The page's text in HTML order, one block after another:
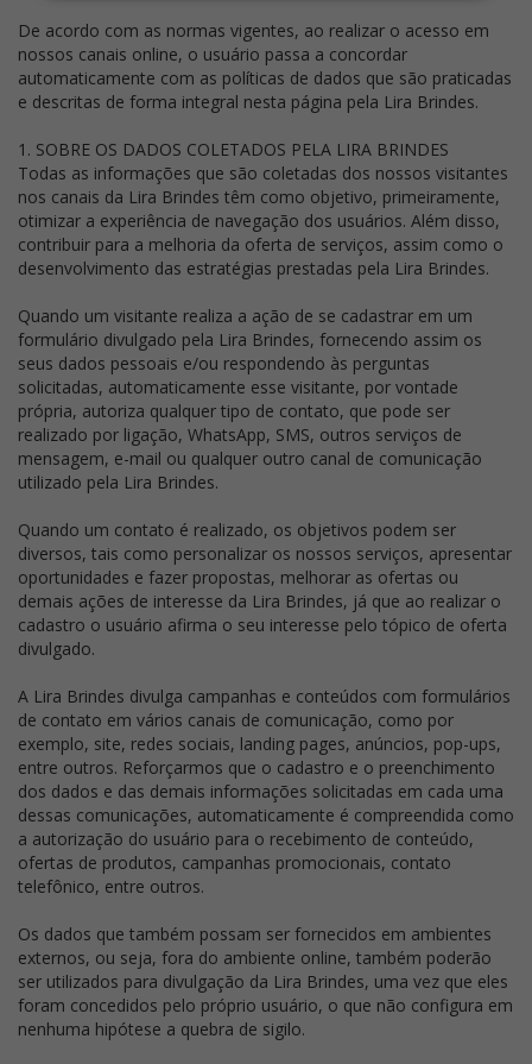
De acordo com as normas vigentes, ao realizar o acesso em
nossos canais online, o usuário passa a concordar
automaticamente com as políticas de dados que são praticadas
e descritas de forma integral nesta página pela Lira Brindes.
1. SOBRE OS DADOS COLETADOS PELA LIRA BRINDES
Todas as informações que são coletadas dos nossos visitantes
nos canais da Lira Brindes têm como objetivo, primeiramente,
otimizar a experiência de navegação dos usuários. Além disso,
contribuir para a melhoria da oferta de serviços, assim como o
desenvolvimento das estratégias prestadas pela Lira Brindes.
Quando um visitante realiza a ação de se cadastrar em um
formulário divulgado pela Lira Brindes, fornecendo assim os
seus dados pessoais e/ou respondendo às perguntas
solicitadas, automaticamente esse visitante, por vontade
própria, autoriza qualquer tipo de contato, que pode ser
realizado por ligação, WhatsApp, SMS, outros serviços de
mensagem, e-mail ou qualquer outro canal de comunicação
utilizado pela Lira Brindes.
Quando um contato é realizado, os objetivos podem ser
diversos, tais como personalizar os nossos serviços, apresentar
oportunidades e fazer propostas, melhorar as ofertas ou
demais ações de interesse da Lira Brindes, já que ao realizar o
cadastro o usuário afirma o seu interesse pelo tópico de oferta
divulgado.
A Lira Brindes divulga campanhas e conteúdos com formulários
de contato em vários canais de comunicação, como por
exemplo, site, redes sociais, landing pages, anúncios, pop-ups,
entre outros. Reforçarmos que o cadastro e o preenchimento
dos dados e das demais informações solicitadas em cada uma
dessas comunicações, automaticamente é compreendida como
a autorização do usuário para o recebimento de conteúdo,
ofertas de produtos, campanhas promocionais, contato
telefônico, entre outros.
Os dados que também possam ser fornecidos em ambientes
externos, ou seja, fora do ambiente online, também poderão
ser utilizados para divulgação da Lira Brindes, uma vez que eles
foram concedidos pelo próprio usuário, o que não configura em
nenhuma hipótese a quebra de sigilo.